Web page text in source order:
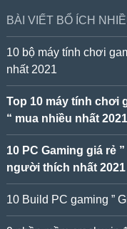
BÀI VIẾT BỔ ÍCH
10 bộ máy tính chơi
nhất 2021
Top 10 máy tính chơi
“ mua nhiều nhất
10 PC Gaming giá rẻ
người thích nhất 2021
10 Build PC gaming ”